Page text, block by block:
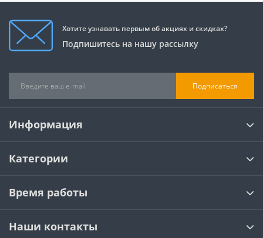
Хотите узнавать первым об акциях и скидках?
Подпишитесь на нашу рассылку
Подписаться
Информация
Категории
Время работы
Наши контакты